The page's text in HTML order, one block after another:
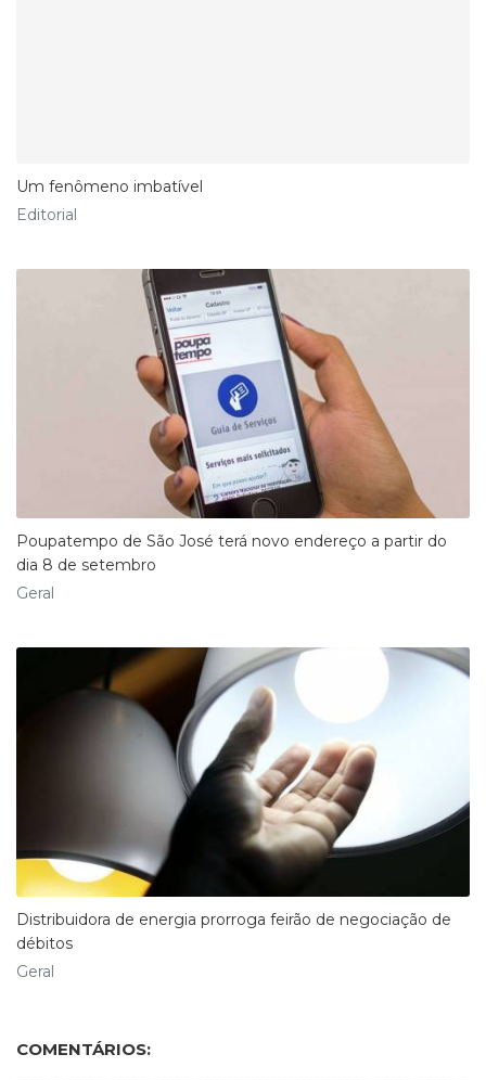
Um fenômeno imbatível
Editorial
Poupatempo de São José terá novo endereço a partir do
dia 8 de setembro
Geral
Distribuidora de energia prorroga feirão de negociação de
débitos
Geral
COMENTÁRIOS: